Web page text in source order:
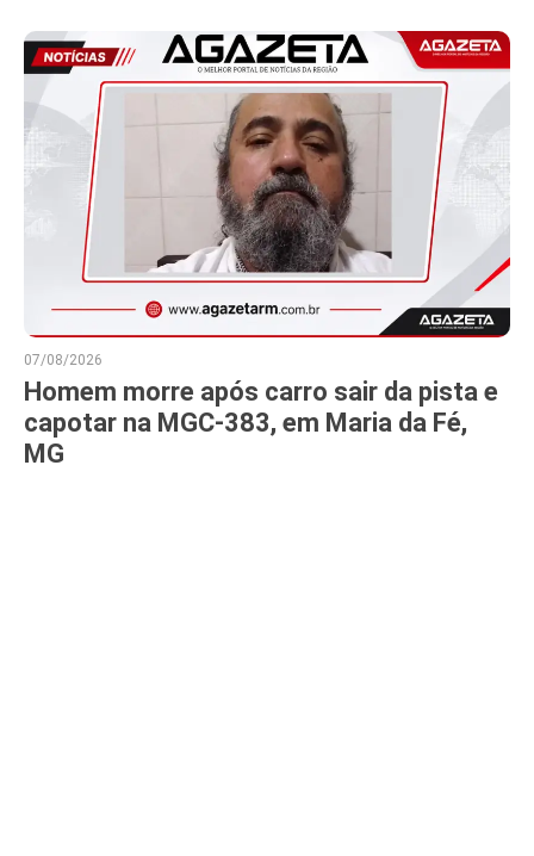
07/08/2026
Homem morre após carro sair da pista e
capotar na MGC-383, em Maria da Fé,
MG